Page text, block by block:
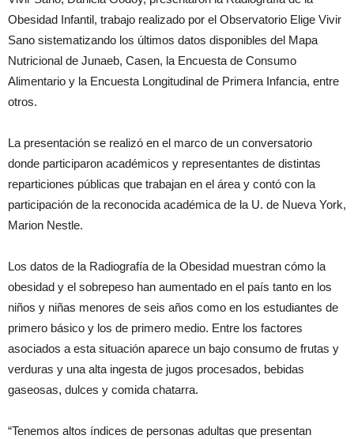
Obesidad Infantil, trabajo realizado por el Observatorio Elige Vivir
Sano sistematizando los últimos datos disponibles del Mapa
Nutricional de Junaeb, Casen, la Encuesta de Consumo
Alimentario y la Encuesta Longitudinal de Primera Infancia, entre
otros.
La presentación se realizó en el marco de un conversatorio
donde participaron académicos y representantes de distintas
reparticiones públicas que trabajan en el área y contó con la
participación de la reconocida académica de la U. de Nueva York,
Marion Nestle.
Los datos de la Radiografía de la Obesidad muestran cómo la
obesidad y el sobrepeso han aumentado en el país tanto en los
niños y niñas menores de seis años como en los estudiantes de
primero básico y los de primero medio. Entre los factores
asociados a esta situación aparece un bajo consumo de frutas y
verduras y una alta ingesta de jugos procesados, bebidas
gaseosas, dulces y comida chatarra.
“Tenemos altos índices de personas adultas que presentan